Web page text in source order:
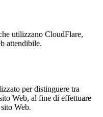
utilizzano CloudFlare,
attendibile.
per distinguere tra
Web, al fine di effettuare
Web.